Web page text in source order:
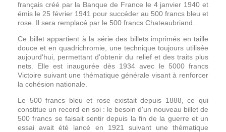
français créé par la Banque de France le 4 janvier 1940 et
émis le 25 février 1941 pour succéder au 500 francs bleu et
rose. Il sera remplacé par le 500 francs Chateaubriand.
Ce billet appartient à la série des billets imprimés en taille
douce et en quadrichromie, une technique toujours utilisée
aujourd'hui, permettant d'obtenir du relief et des traits plus
nets. Elle est inaugurée dès 1934 avec le 5000 francs
Victoire suivant une thématique générale visant à renforcer
la cohésion nationale.
Le 500 francs bleu et rose existait depuis 1888, ce qui
constitue un record en soi : le besoin d'un nouveau billet de
500 francs se faisait sentir depuis la fin de la guerre et un
essai avait été lancé en 1921 suivant une thématique